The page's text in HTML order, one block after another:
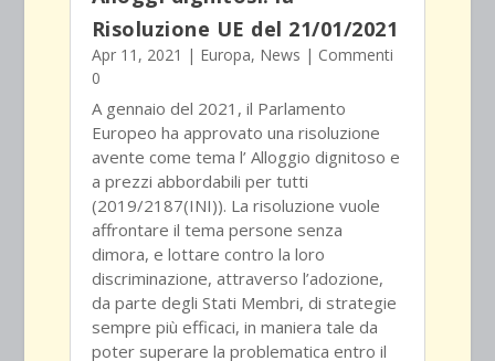
Risoluzione UE del 21/01/2021
Apr 11, 2021 | Europa, News | Commenti
0
A gennaio del 2021, il Parlamento
Europeo ha approvato una risoluzione
avente come tema l’ Alloggio dignitoso e
a prezzi abbordabili per tutti
(2019/2187(INI)). La risoluzione vuole
affrontare il tema persone senza
dimora, e lottare contro la loro
discriminazione, attraverso l’adozione,
da parte degli Stati Membri, di strategie
sempre più efficaci, in maniera tale da
poter superare la problematica entro il